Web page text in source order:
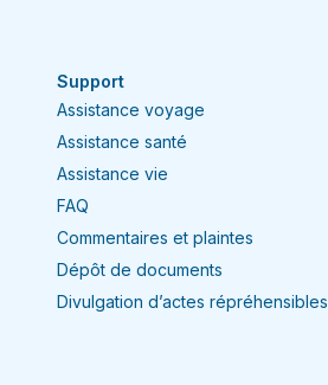
Support
Assistance voyage
Assistance santé
Assistance vie
FAQ
Commentaires et plaintes
Dépôt de documents
Divulgation d’actes répréhensibles